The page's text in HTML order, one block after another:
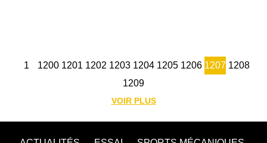
1 1200 1201 1202 1203 1204 1205 1206 1207 1208
1209
VOIR PLUS